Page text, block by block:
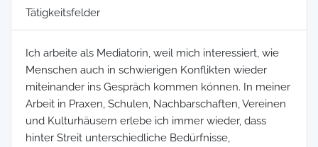
Tätigkeitsfelder
Ich arbeite als Mediatorin, weil mich interessiert, wie
Menschen auch in schwierigen Konflikten wieder
miteinander ins Gespräch kommen können. In meiner
Arbeit in Praxen, Schulen, Nachbarschaften, Vereinen
und Kulturhäusern erlebe ich immer wieder, dass
hinter Streit unterschiedliche Bedürfnisse,